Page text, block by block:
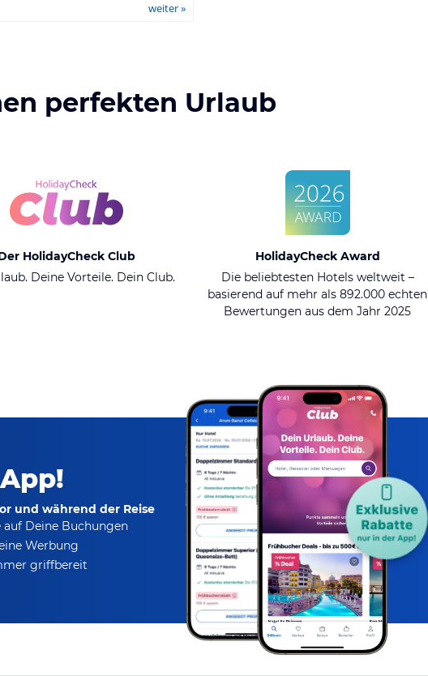
weiter »
perfekten Urlaub
HolidayCheck Club
Deine Vorteile. Dein Club.
HolidayCheck Award
Die beliebtesten Hotels weltweit –
basierend auf mehr als 892.000 echten
Bewertungen aus dem Jahr 2025
und während der Reise
auf Deine Buchungen
Werbung
griffbereit